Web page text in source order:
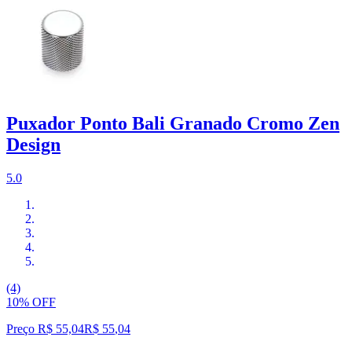
Puxador Ponto Bali Granado Cromo Zen
Design
5.0
(4)
10% OFF
Preço R$ 55,04R$ 55,04